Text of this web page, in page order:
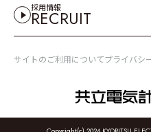
採用情報
RECRUIT
サイトのご利用についてプライバシ